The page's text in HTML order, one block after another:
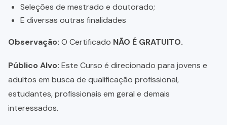
Seleções de mestrado e doutorado;
E diversas outras finalidades
Observação: O Certificado NÃO É GRATUITO.
Público Alvo: Este Curso é direcionado para jovens e
adultos em busca de qualificação profissional,
estudantes, profissionais em geral e demais
interessados.